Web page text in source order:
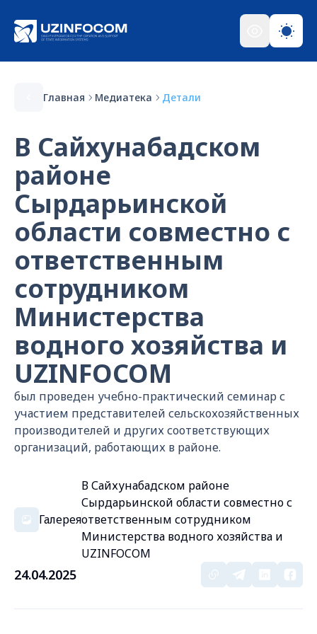
Главная Медиатека Детали
В Сайхунабадском
районе
Сырдарьинской
области совместно с
ответственным
сотрудником
Министерства
водного хозяйства и
UZINFOCOM
был проведен учебно-практический семинар с
участием представителей сельскохозяйственных
производителей и других соответствующих
организаций, работающих в районе.
Галерея
В Сайхунабадском районе
Сырдарьинской области совместно с
ответственным сотрудником
Министерства водного хозяйства и
UZINFOCOM
24.04.2025